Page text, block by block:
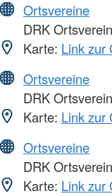
Ortsvereine
DRK
Karte: Link zur
Ortsvereine
DRK
Karte: Link zur
Ortsvereine
DRK
Karte: Link zur